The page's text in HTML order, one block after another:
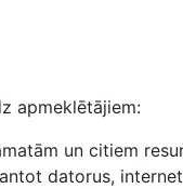
apmeklētājiem:
un citiem
datorus,